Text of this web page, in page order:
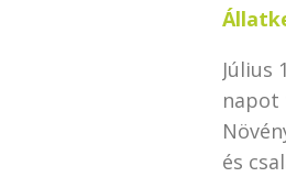
Július
napot
és